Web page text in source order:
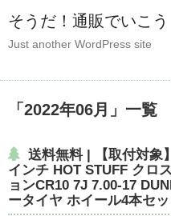
そうだ！通販でいこう
Just another WordPress site
「 2022年06月 」 一覧
送料無料 | 【取付対象
インチ HOT STUFF クロ
ョンCR10 7J 7.00-17
ータイヤ ホイール4本セッ